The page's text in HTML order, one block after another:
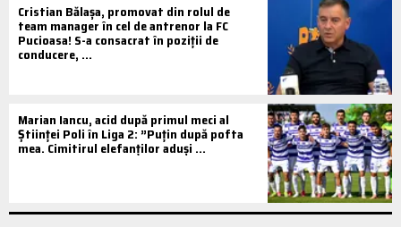
Cristian Bălașa, promovat din rolul de
team manager în cel de antrenor la FC
Pucioasa! S-a consacrat în poziții de
conducere, ...
Marian Iancu, acid după primul meci al
Științei Poli în Liga 2: ”Puțin după pofta
mea. Cimitirul elefanților aduși ...